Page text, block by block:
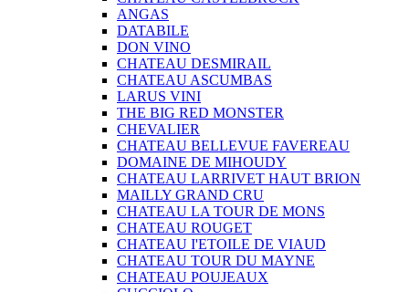
ANGAS
DATABILE
DON VINO
CHATEAU DESMIRAIL
CHATEAU ASCUMBAS
LARUS VINI
THE BIG RED MONSTER
CHEVALIER
CHATEAU BELLEVUE FAVEREAU
DOMAINE DE MIHOUDY
CHATEAU LARRIVET HAUT BRION
MAILLY GRAND CRU
CHATEAU LA TOUR DE MONS
CHATEAU ROUGET
CHATEAU I'ETOILE DE VIAUD
CHATEAU TOUR DU MAYNE
CHATEAU POUJEAUX